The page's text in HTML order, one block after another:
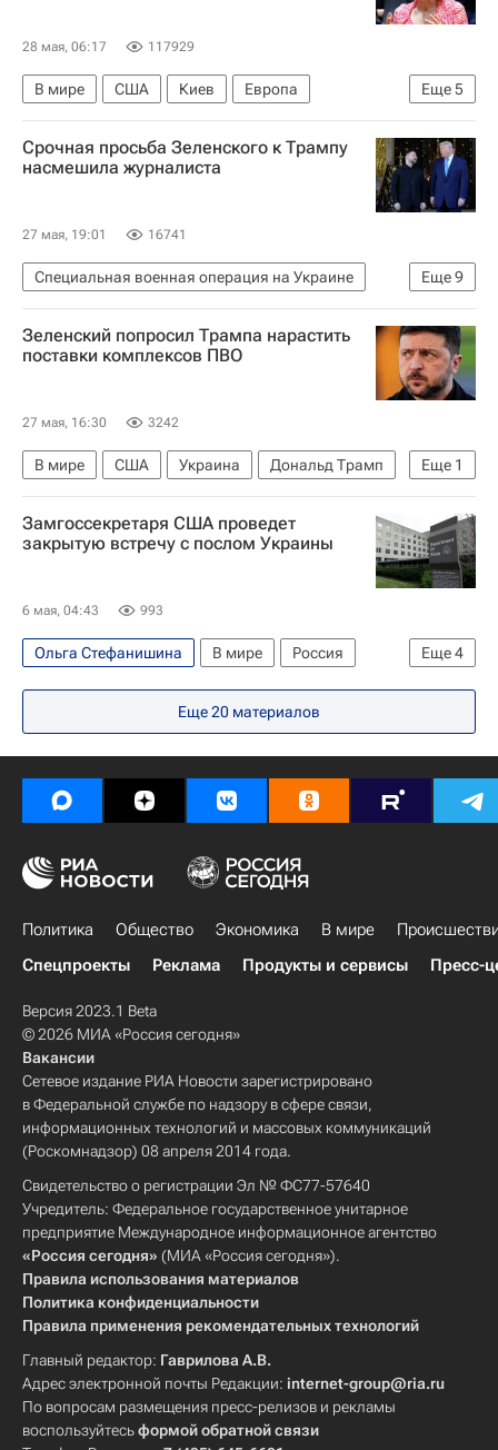
28 мая, 06:17 117929
Еще5
В мире США Киев
Европа
Владимир Зеленский
Кайя Каллас
Дональд Трамп
Евросоюз
Срочная просьба Зеленского к Трампу
насмешила журналиста
27 мая, 19:01 16741
Еще9
Специальная военная операция на Украине
В мире
США Украина
Киев
Владимир Зеленский
Дональд Трамп
Вооруженные силы Украины
Зеленский попросил Трампа нарастить
поставки комплексов ПВО
27 мая, 16:30 3242
Еще 1
В мире США Украина
Дональд Трамп
Владимир Зеленский
Замгоссекретаря США проведет
закрытую встречу с послом Украины
6 мая, 04:43 993
Еще4
Ольга Стефанишина В мире
Россия
Украина
США
Дональд Трамп
Еще20 материалов
Политика Общество Экономика В мире
Спецпроекты
Реклама Продукты и сервисы Пресс-
Версия 2023.1 Beta
© 2026 МИА «Россия сегодня»
Вакансии
Сетевое издание РИА Новости зарегистрировано
в Федеральной службе по надзору в сфере связи,
информационных технологий и массовых коммуникаций
(Роскомнадзор) 08 апреля 2014 года.
Свидетельство о регистрации Эл № ФС77-57640
Учредитель: Федеральное государственное унитарное
предприятие Международное информационное агентство
«Россия сегодня» (МИА «Россия сегодня»).
Правила использования материалов
Политика конфиденциальности
Правила применения рекомендательных технологий
Главный редактор: Гаврилова А.В.
Адрес электронной почты Редакции: internet-group@ria.ru
По вопросам размещения пресс-релизов и рекламы
воспользуйтесьформой обратной связи